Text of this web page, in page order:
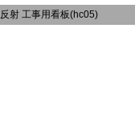
射 工事用看板(hc05)